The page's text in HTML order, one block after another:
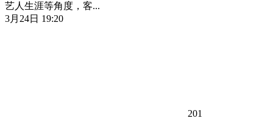
艺人生涯等角度，客...
3月24日 19:20
201